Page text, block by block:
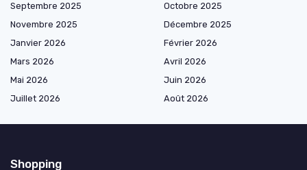
Septembre 2025
Octobre 2025
Novembre 2025
Décembre 2025
Janvier 2026
Février 2026
Mars 2026
Avril 2026
Mai 2026
Juin 2026
Juillet 2026
Août 2026
Shopping